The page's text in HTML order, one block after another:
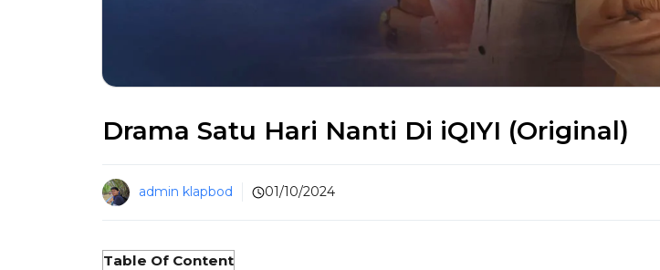
Drama Satu Hari Nanti Di iQIYI (Original)
admin klapbod 01/10/2024
Table Of Content